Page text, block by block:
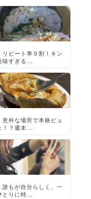
リピート率９割！キン
味すぎる...
意外な場所で本格ビュ
！？週末...
誰もが自分らしく、一
とりに特...